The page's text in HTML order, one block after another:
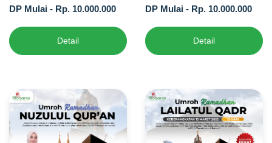
DP Mulai - Rp. 10.000.000
Detail
DP Mulai - Rp. 10.000.000
Detail